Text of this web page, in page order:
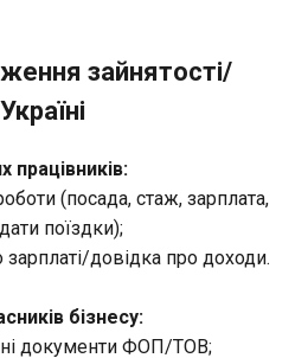
зайнятості/
працівників:
(посада, стаж, зарплата,
поїздки);
довідка про доходи.
бізнесу:
документи ФОП/ТОВ;